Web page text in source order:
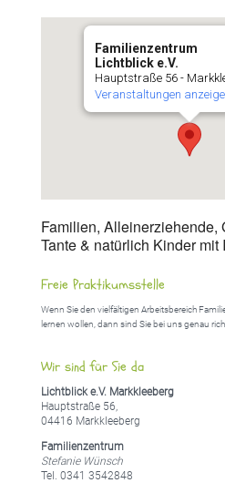
Familienzentrum
Lichtblick e.V.
Hauptstraße 56 -
Veranstaltungen
Familien, Alleinerziehende,
Tante & natürlich Kinder mit
Freie Praktikumsstelle
Wenn Sie den vielfältigen Arbeitsbereich
lernen wollen, dann sind Sie bei uns genau
Wir sind für Sie da
Lichtblick e.V. Markkleeberg
Hauptstraße 56,
04416 Markkleeberg
Familienzentrum
Stefanie Wünsch
Tel. 0341 3542848